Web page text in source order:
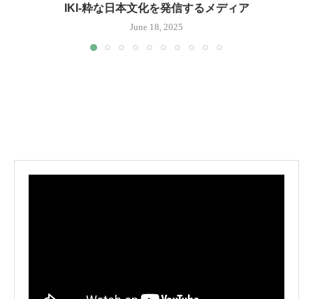
IKI-粋な日本文化を発信するメディア
June 18, 2025